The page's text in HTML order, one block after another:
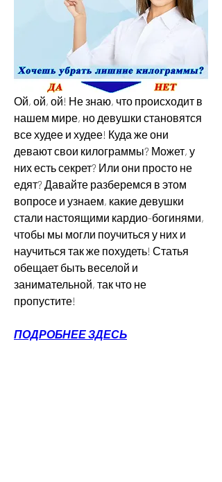
Ой, ой, ой! Не знаю, что происходит в
нашем мире, но девушки становятся
все худее и худее! Куда же они
девают свои килограммы? Может, у
них есть секрет? Или они просто не
едят? Давайте разберемся в этом
вопросе и узнаем, какие девушки
стали настоящими кардио-богинями,
чтобы мы могли поучиться у них и
научиться так же похудеть! Статья
обещает быть веселой и
занимательной, так что не
пропустите!
ПОДРОБНЕЕ ЗДЕСЬ